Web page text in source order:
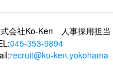
会社Ko-Ken 人事採用担当
045-353-9894
recruit@ko-ken.yokohama